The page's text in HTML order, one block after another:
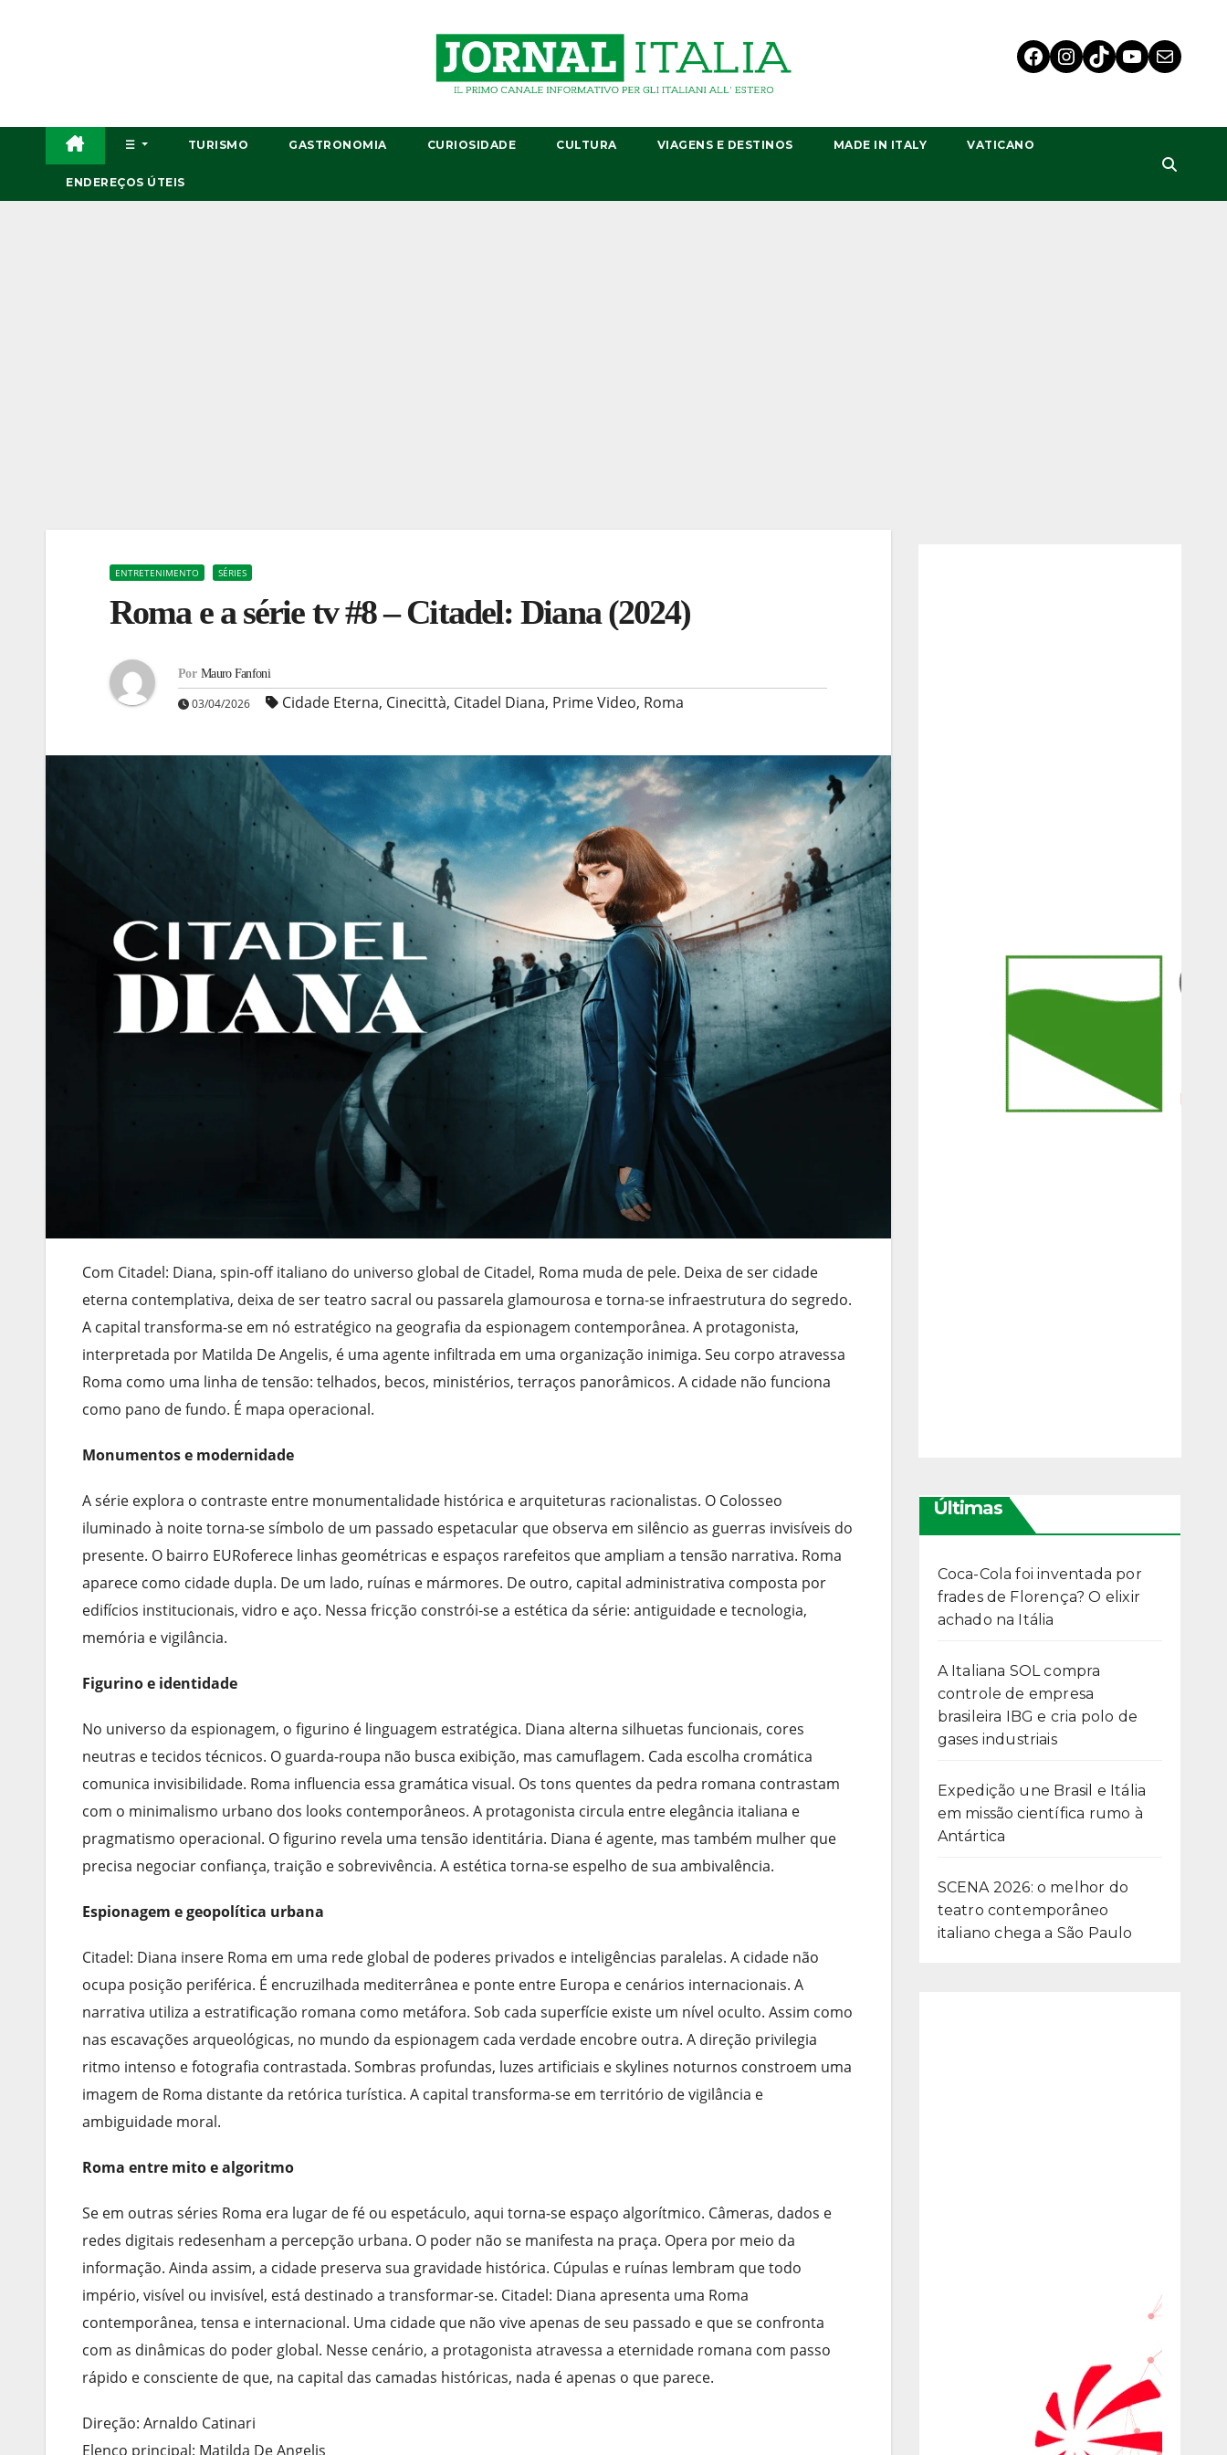
☰ TURISMO GASTRONOMIA CURIOSIDADE CULTURA VIAGENS E DESTINOS MADE IN ITALY VATICANO
ENDEREÇOS ÚTEIS
ENTRETENIMENTO SÉRIES
Roma e a série tv #8 – Citadel: Diana (2024)
Por Mauro Fanfoni
03/04/2026 Cidade Eterna, Cinecittà, Citadel Diana, Prime Video, Roma
Com Citadel: Diana, spin-off italiano do universo global de Citadel, Roma muda de pele. Deixa de ser cidade
eterna contemplativa, deixa de ser teatro sacral ou passarela glamourosa e torna-se infraestrutura do segredo.
A capital transforma-se em nó estratégico na geografia da espionagem contemporânea. A protagonista,
interpretada por Matilda De Angelis, é uma agente infiltrada em uma organização inimiga. Seu corpo atravessa
Roma como uma linha de tensão: telhados, becos, ministérios, terraços panorâmicos. A cidade não funciona
como pano de fundo. É mapa operacional.
Monumentos e modernidade
A série explora o contraste entre monumentalidade histórica e arquiteturas racionalistas. O Colosseo
iluminado à noite torna-se símbolo de um passado espetacular que observa em silêncio as guerras invisíveis do
presente. O bairro EURoferece linhas geométricas e espaços rarefeitos que ampliam a tensão narrativa. Roma
aparece como cidade dupla. De um lado, ruínas e mármores. De outro, capital administrativa composta por
edifícios institucionais, vidro e aço. Nessa fricção constrói-se a estética da série: antiguidade e tecnologia,
memória e vigilância.
Figurino e identidade
No universo da espionagem, o figurino é linguagem estratégica. Diana alterna silhuetas funcionais, cores
neutras e tecidos técnicos. O guarda-roupa não busca exibição, mas camuflagem. Cada escolha cromática
comunica invisibilidade. Roma influencia essa gramática visual. Os tons quentes da pedra romana contrastam
com o minimalismo urbano dos looks contemporâneos. A protagonista circula entre elegância italiana e
pragmatismo operacional. O figurino revela uma tensão identitária. Diana é agente, mas também mulher que
precisa negociar confiança, traição e sobrevivência. A estética torna-se espelho de sua ambivalência.
Espionagem e geopolítica urbana
Citadel: Diana insere Roma em uma rede global de poderes privados e inteligências paralelas. A cidade não
ocupa posição periférica. É encruzilhada mediterrânea e ponte entre Europa e cenários internacionais. A
narrativa utiliza a estratificação romana como metáfora. Sob cada superfície existe um nível oculto. Assim como
nas escavações arqueológicas, no mundo da espionagem cada verdade encobre outra. A direção privilegia
ritmo intenso e fotografia contrastada. Sombras profundas, luzes artificiais e skylines noturnos constroem uma
imagem de Roma distante da retórica turística. A capital transforma-se em território de vigilância e
ambiguidade moral.
Roma entre mito e algoritmo
Se em outras séries Roma era lugar de fé ou espetáculo, aqui torna-se espaço algorítmico. Câmeras, dados e
redes digitais redesenham a percepção urbana. O poder não se manifesta na praça. Opera por meio da
informação. Ainda assim, a cidade preserva sua gravidade histórica. Cúpulas e ruínas lembram que todo
império, visível ou invisível, está destinado a transformar-se. Citadel: Diana apresenta uma Roma
contemporânea, tensa e internacional. Uma cidade que não vive apenas de seu passado e que se confronta
com as dinâmicas do poder global. Nesse cenário, a protagonista atravessa a eternidade romana com passo
rápido e consciente de que, na capital das camadas históricas, nada é apenas o que parece.
Direção: Arnaldo Catinari
Elenco principal: Matilda De Angelis
Últimas
Coca-Cola foi inventada por
frades de Florença? O elixir
achado na Itália
A Italiana SOL compra
controle de empresa
brasileira IBG e cria polo de
gases industriais
Expedição une Brasil e Itália
em missão científica rumo à
Antártica
SCENA 2026: o melhor do
teatro contemporâneo
italiano chega a São Paulo